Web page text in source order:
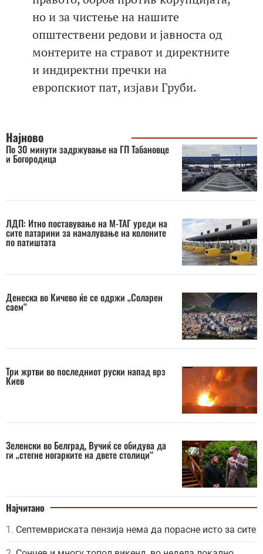
но и за чистење на нашите
општествени редови и јавноста од
монтерите на стравот и директните
и индиректни пречки на
европскиот пат, изјави Груби.
Најново
По 30 минути задржување на ГП Табановце
и Богородица
ЛДП: Итно поставување на М-ТАГ уреди на
сите патарини за намалување на колоните
по патиштата
Денеска во Кичево ќе се одржи „Соларен
саем“
Три жртви во последниот руски напад врз
Киев
Зеленски во Белград, Вучиќ се обидува да
ги „стегне ногарките на двете столици“
Најчитано
Септемвриската пензија нема да порасне исто за сите